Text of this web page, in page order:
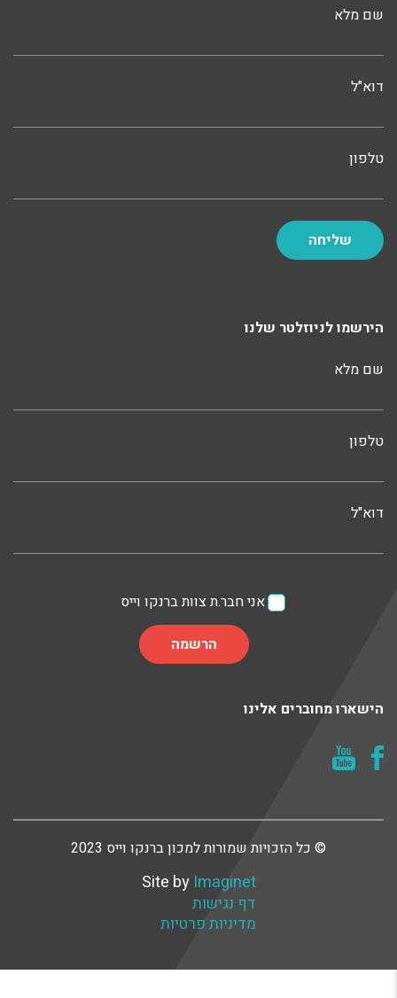
שם מלא
דוא"ל
טלפון
הירשמו לניוזלטר שלנו
שם מלא
טלפון
דוא"ל
אני חבר.ת צוות ברנקו וייס
הישארו מחוברים אלינו
© כל הזכויות שמורות למכון ברנקו וייס 2023
Site by Imaginet
דף נגישות
מדיניות פרטיות